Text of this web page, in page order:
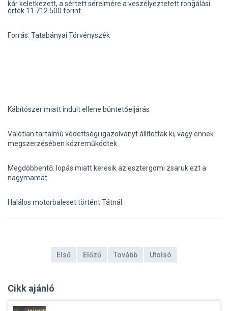
kár keletkezett, a sértett sérelmére a veszélyeztetett rongálási
érték 11.712.500 forint.
Forrás: Tatabányai Törvényszék
Kábítószer miatt indult ellene büntetőeljárás
Valótlan tartalmú védettségi igazolványt állítottak ki, vagy ennek
megszerzésében közreműködtek
Megdöbbentő: lopás miatt keresik az esztergomi zsaruk ezt a
nagymamát
Halálos motorbaleset történt Tátnál
Első Előző Tovább Utolsó
Cikk ajánló